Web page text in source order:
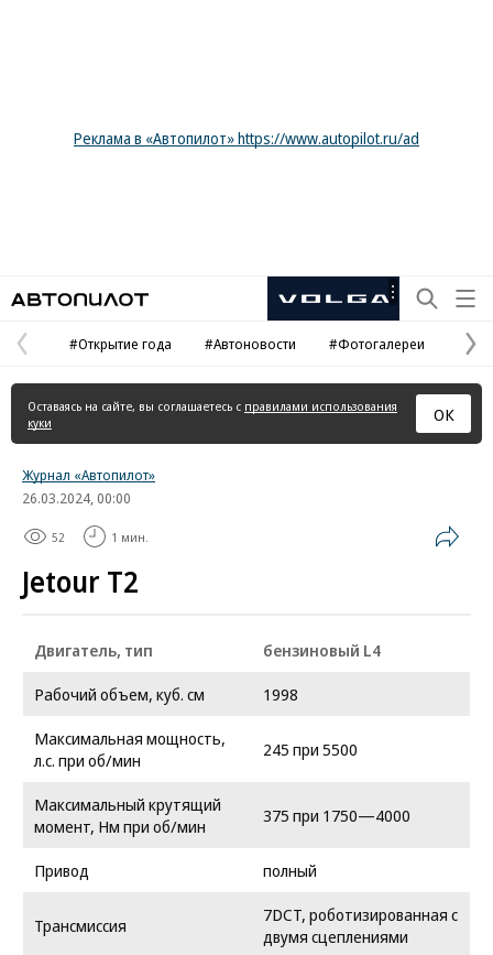
Реклама в «Автопилот» https://www.autopilot.ru/ad
Рекламная
Предыдущая
страница
#Открытие года #Автоновости #Фотогалереи
Оставаясь на сайте, вы соглашаетесь с правилами использования
куки
ОК
Журнал «Автопилот»
26.03.2024, 00:00
52 1 мин.
Jetour T2
Двигатель, тип
бензиновый L4
Рабочий объем, куб. см
1998
Максимальная мощность,
л.с. при об/мин
245 при 5500
Максимальный крутящий
момент, Нм при об/мин
375 при 1750—4000
Привод полный
Трансмиссия
7DCT, роботизированная с
двумя сцеплениями